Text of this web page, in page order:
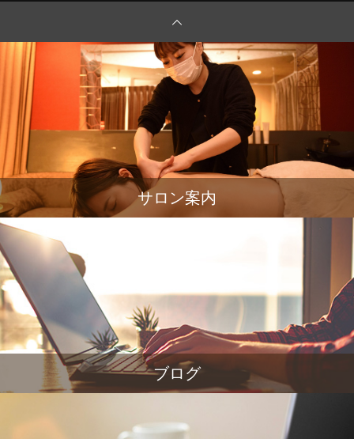
サロン案内
ブログ